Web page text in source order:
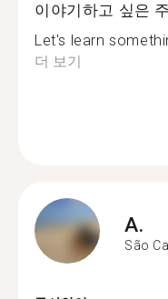
이야기하고 싶은
Let's learn
더 보기
A.
São